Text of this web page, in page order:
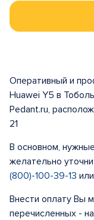
Оперативный и
Huawei Y5 в
Pedant.ru,
21
В основном,
желательно
(800)-100-39-13
Внести оплату Вы
перечисленных -